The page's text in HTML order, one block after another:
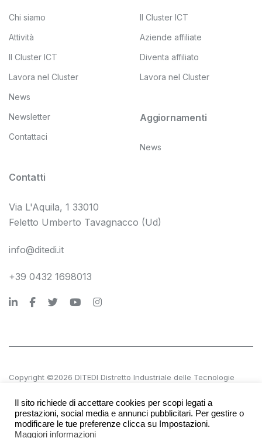
Chi siamo
Attività
Il Cluster ICT
Lavora nel Cluster
News
Newsletter
Contattaci
Il Cluster ICT
Aziende affiliate
Diventa affiliato
Lavora nel Cluster
Aggiornamenti
News
Contatti
Via L'Aquila, 1 33010
Feletto Umberto Tavagnacco (Ud)
info@ditedi.it
+39 0432 1698013
Copyright ©2026 DITEDI Distretto Industriale delle Tecnologie
P.IVA 02561380300 | REA UD 270601
Il sito richiede di accettare cookies per scopi legati a
prestazioni, social media e annunci pubblicitari. Per gestire o
modificare le tue preferenze clicca su Impostazioni.
Maggiori informazioni